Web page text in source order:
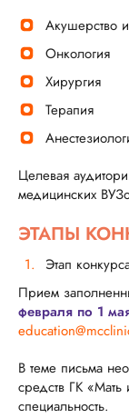
Акушерство
Онкология
Хирургия
Терапия
Целевая
медицинских
ЭТАПЫ
Этап
Прием
февраля по 1
В теме письма
средств ГК «Мать
специальность.